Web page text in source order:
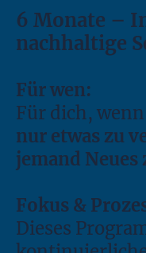
6 Monate –
nachhaltige
Für wen:
Für dich,
nur etwas zu
jemand
Fokus &
Dieses